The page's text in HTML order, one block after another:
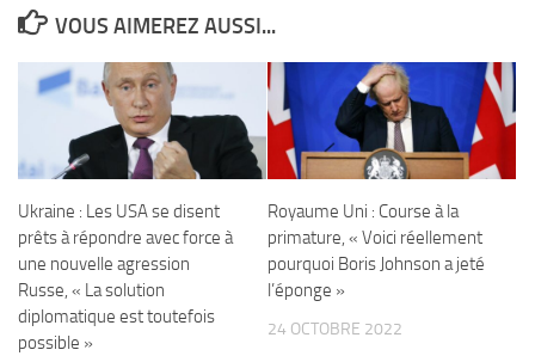
VOUS AIMEREZ AUSSI...
Ukraine : Les USA se disent
prêts à répondre avec force à
une nouvelle agression
Russe, « La solution
diplomatique est toutefois
possible »
Royaume Uni : Course à la
primature, « Voici réellement
pourquoi Boris Johnson a jeté
l’éponge »
24 OCTOBRE 2022